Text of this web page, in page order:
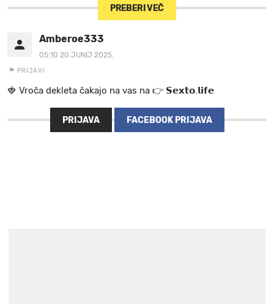
PREBERI VEČ
Amberoe333
05:10 20.JUNIJ 2025.
PRIJAVI
🍓 V r o č a d e k l e t a ča k a jo na va s n a 👉 𝗦𝗲𝘅𝘁𝗼.𝗹𝗶𝗳𝗲
PRIJAVA FACEBOOK PRIJAVA